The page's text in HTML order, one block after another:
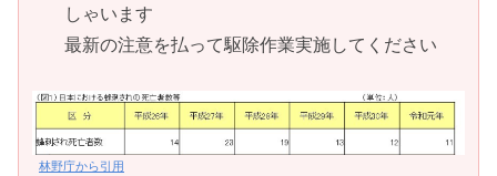
しゃいます
最新の注意を払って駆除作業実施してください
林野庁から引用